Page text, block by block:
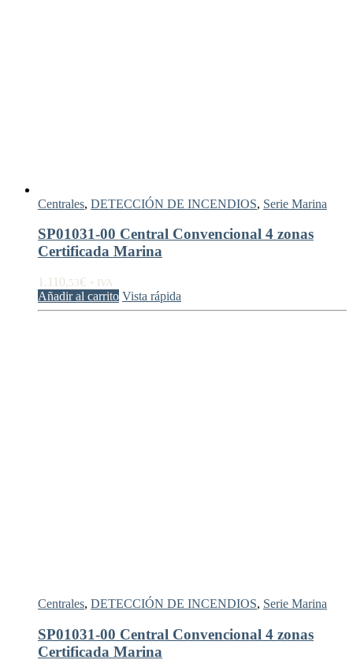
Centrales, DETECCIÓN DE INCENDIOS, Serie Marina
SP01031-00 Central Convencional 4 zonas
Certificada Marina
1.110,53€ + IVA
Añadir al carrito Vista rápida
Centrales, DETECCIÓN DE INCENDIOS, Serie Marina
SP01031-00 Central Convencional 4 zonas
Certificada Marina